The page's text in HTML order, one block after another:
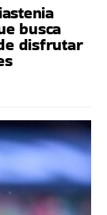
busca
disfrutar